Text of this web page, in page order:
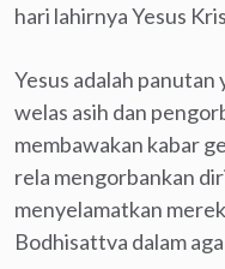
hari lahirnya Yesus
Yesus adalah
welas asih dan
membawakan kabar
rela mengorbankan
menyelamatkan
Bodhisattva dalam